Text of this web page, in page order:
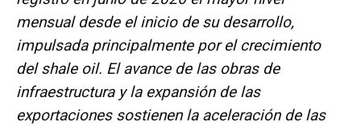
mensual desde el inicio de su desarrollo,
impulsada principalmente por el crecimiento
del shale oil. El avance de las obras de
infraestructura y la expansión de las
exportaciones sostienen la aceleración de las